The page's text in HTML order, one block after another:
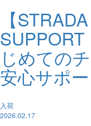
【
じめての
安心サポー
入荷
2026.02.17